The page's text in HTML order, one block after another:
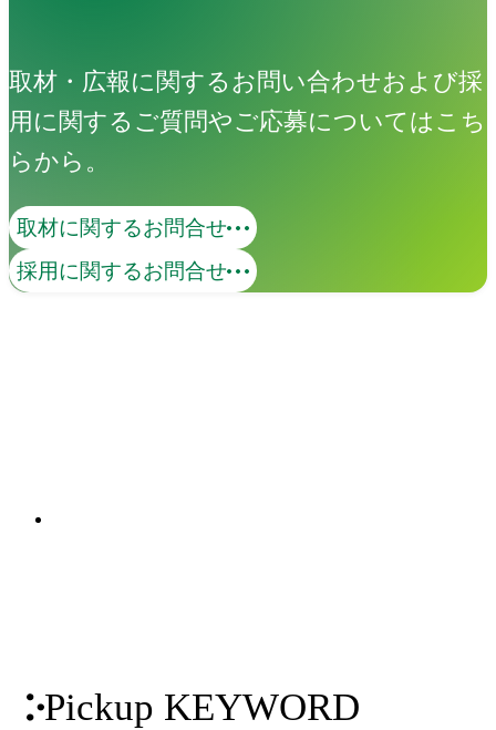
取材・広報に関するお問い合わせおよび採
用に関するご質問やご応募についてはこち
らから。
取材に関するお問合せ
採用に関するお問合せ
コンテンツマーケティング
Pickup KEYWORD